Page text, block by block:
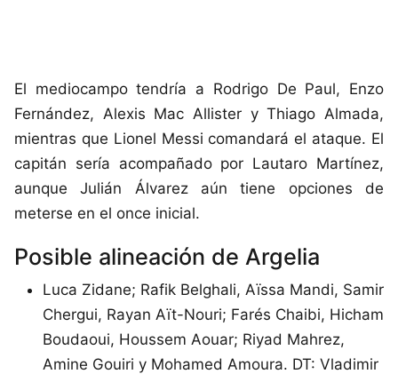
El mediocampo tendría a Rodrigo De Paul, Enzo
Fernández, Alexis Mac Allister y Thiago Almada,
mientras que Lionel Messi comandará el ataque. El
capitán sería acompañado por Lautaro Martínez,
aunque Julián Álvarez aún tiene opciones de
meterse en el once inicial.
Posible alineación de Argelia
Luca Zidane; Rafik Belghali, Aïssa Mandi, Samir
Chergui, Rayan Aït-Nouri; Farés Chaibi, Hicham
Boudaoui, Houssem Aouar; Riyad Mahrez,
Amine Gouiri y Mohamed Amoura. DT: Vladimir